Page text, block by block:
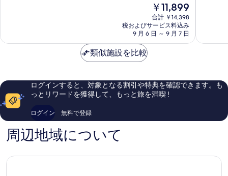
を
す
る
ン・
ミ
ャ
ッ
テ
ィ
ゥ
に
コ
1,002
件
の
口
ミ
現
在
の
料
金
￥11,899
合計 ￥14,398
税およびサービス料込み
9 月 6 日 ～ 9 月 7 日
ト
ト
ゥ
素
い、
口
口
類似施設を比較
ログインすると、対象となる割引や特典を確認できます。も
っとリワードを獲得して、もっと旅を満喫 !
ログイン 無料で登録
周辺地域について